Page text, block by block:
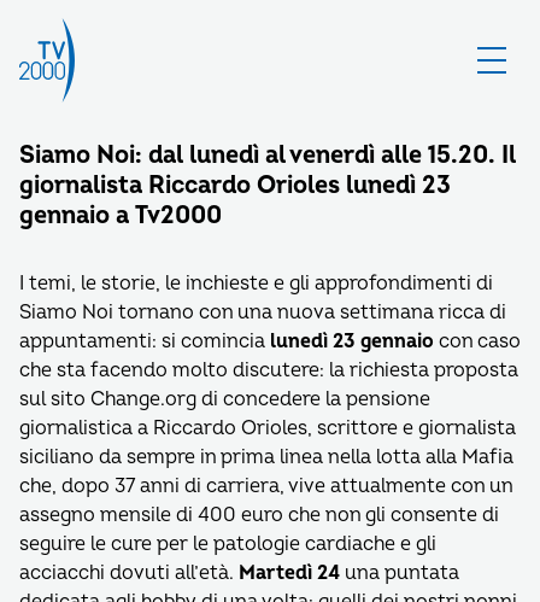
Siamo Noi: dal lunedì al venerdì alle 15.20. Il
giornalista Riccardo Orioles lunedì 23
gennaio a Tv2000
I temi, le storie, le inchieste e gli approfondimenti di
Siamo Noi tornano con una nuova settimana ricca di
appuntamenti: si comincia lunedì 23 gennaio con caso
che sta facendo molto discutere: la richiesta proposta
sul sito Change.org di concedere la pensione
giornalistica a Riccardo Orioles, scrittore e giornalista
siciliano da sempre in prima linea nella lotta alla Mafia
che, dopo 37 anni di carriera, vive attualmente con un
assegno mensile di 400 euro che non gli consente di
seguire le cure per le patologie cardiache e gli
acciacchi dovuti all’età. Martedì 24 una puntata